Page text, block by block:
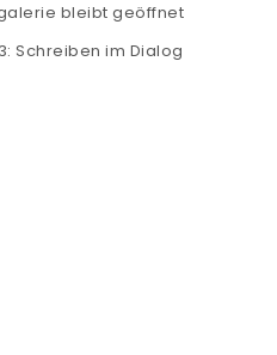
bleibt geöffnet
Schreiben im Dialog